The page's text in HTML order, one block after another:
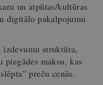
un atpūtas/kultūras
digitālo pakalpojumu
izdevumu struktūra,
maksu, kas
preču cenās.